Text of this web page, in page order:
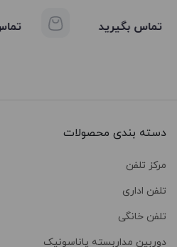
تماس بگیرید
دسته بندی محصولات
مرکز تلفن
تلفن اداری
تلفن خانگی
دوربین مداربسته پاناسونیک